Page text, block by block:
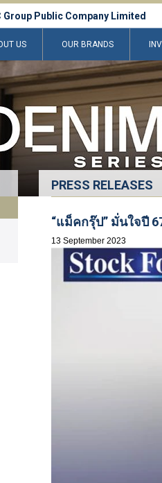
Group Public Company Limited
US OUR BRANDS
PRESS RELEASES
“แม็คกรุ๊ป” มั่นใจปี
13 September 2023